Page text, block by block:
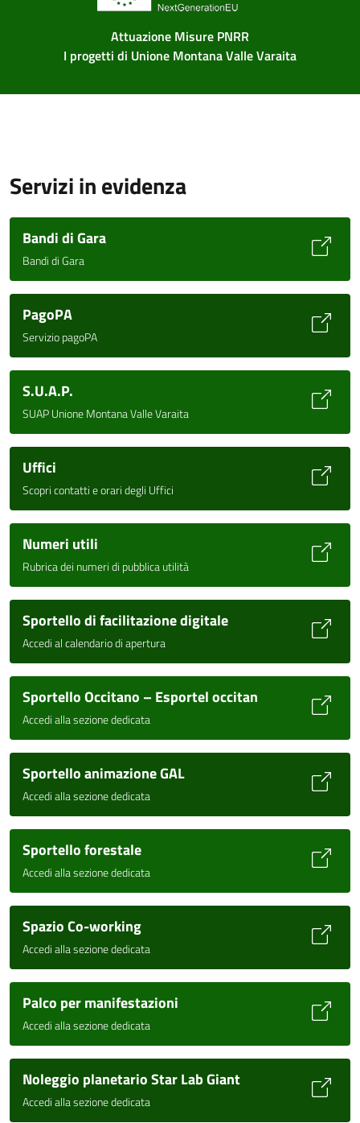
Attuazione Misure PNRR
I progetti di Unione Montana Valle Varaita
Servizi in evidenza
Bandi di Gara
Bandi di Gara
PagoPA
Servizio pagoPA
S.U.A.P.
SUAP Unione Montana Valle Varaita
Uffici
Scopri contatti e orari degli Uffici
Numeri utili
Rubrica dei numeri di pubblica utilità
Sportello di facilitazione digitale
Accedi al calendario di apertura
Sportello Occitano – Esportel occitan
Accedi alla sezione dedicata
Sportello animazione GAL
Accedi alla sezione dedicata
Sportello forestale
Accedi alla sezione dedicata
Spazio Co-working
Accedi alla sezione dedicata
Palco per manifestazioni
Accedi alla sezione dedicata
Noleggio planetario Star Lab Giant
Accedi alla sezione dedicata